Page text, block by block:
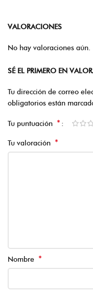
VALORACIONES
No hay valoraciones aún.
SÉ EL PRIMERO EN
Tu dirección de correo
obligatorios están
Tu puntuación *
Tu valoración *
Nombre *